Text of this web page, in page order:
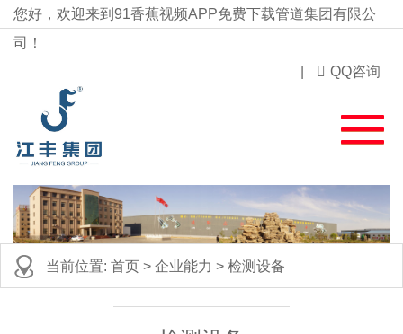
您好，欢迎来到91香蕉视频APP免费下载管道集团有限公
司！
QQ咨询
当前位置: 首页 > 企业能力 > 检测设备